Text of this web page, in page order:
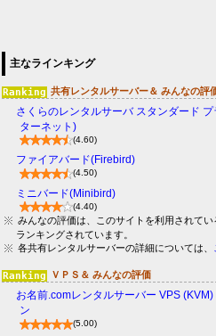
主なラインキング
共有レンタルサーバー＆ みんなの評
さくらのレンタルサーバ スタンダード
ターネット)
(4.60)
ファイアバード(Firebird)
(4.50)
ミニバード(Minibird)
(4.40)
みんなの評価は、このサイトを利用されて
ランキングされています。
各共有レンタルサーバーの詳細については、
ＶＰＳ＆ みんなの評価
お名前.comレンタルサーバー VPS (KVM)
ン
(5.00)